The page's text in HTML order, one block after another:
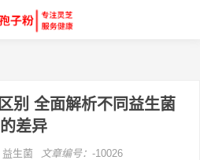
别 全面解析不同益生菌
的差异
益生菌 文章编号： -10026